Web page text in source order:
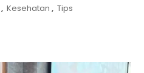
, Kesehatan , Tips